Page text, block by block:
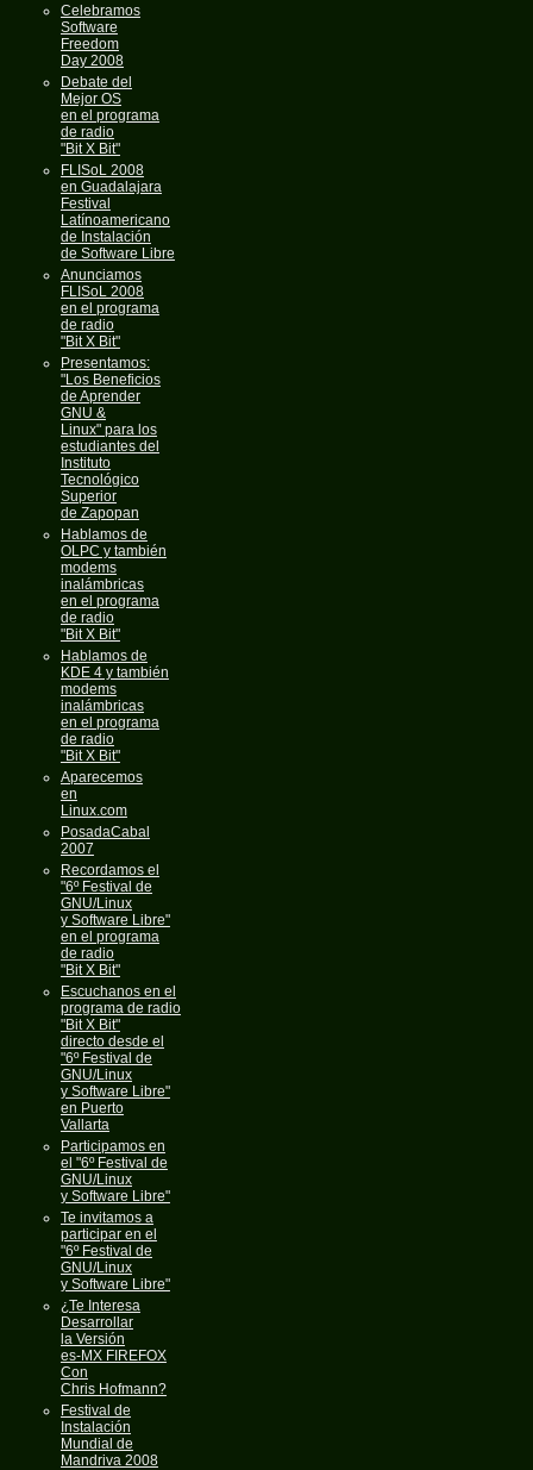
Celebramos
Software
Freedom
Day 2008
Debate del
Mejor OS
en el programa
de radio
"Bit X Bit"
FLISoL 2008
en Guadalajara
Festival
Latínoamericano
de Instalación
de Software Libre
Anunciamos
FLISoL 2008
en el programa
de radio
"Bit X Bit"
Presentamos:
"Los Beneficios
de Aprender
GNU &
Linux" para los
estudiantes del
Instituto
Tecnológico
Superior
de Zapopan
Hablamos de
OLPC y también
modems
inalámbricas
en el programa
de radio
"Bit X Bit"
Hablamos de
KDE 4 y también
modems
inalámbricas
en el programa
de radio
"Bit X Bit"
Aparecemos
en
Linux.com
PosadaCabal
2007
Recordamos el
"6º Festival de
GNU/Linux
y Software Libre"
en el programa
de radio
"Bit X Bit"
Escuchanos en el
programa de radio
"Bit X Bit"
directo desde el
"6º Festival de
GNU/Linux
y Software Libre"
en Puerto
Vallarta
Participamos en
el "6º Festival de
GNU/Linux
y Software Libre"
Te invitamos a
participar en el
"6º Festival de
GNU/Linux
y Software Libre"
¿Te Interesa
Desarrollar
la Versión
es-MX FIREFOX
Con
Chris Hofmann?
Festival de
Instalación
Mundial de
Mandriva 2008